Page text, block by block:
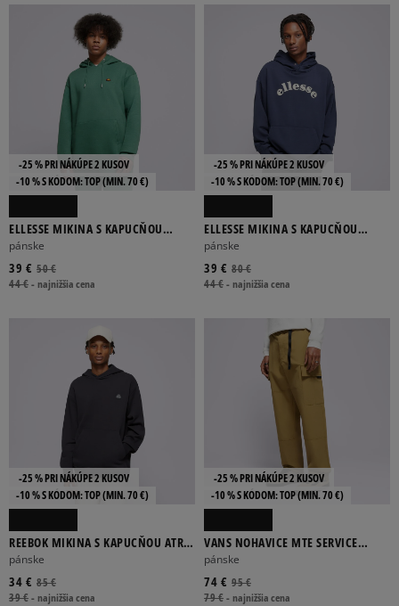
-10 % S KÓDOM: TOP (MIN. 70 €)
-25 % PRI NÁKÚPE 2 KUSOV
ELLESSE MIKINA S KAPUCŇOU
VARON OH HOODY GREEN
pánske
50 €
39 €
44 €-najnižšia cena
-10 % S KÓDOM: TOP (MIN. 70 €)
-25 % PRI NÁKÚPE 2 KUSOV
ELLESSE MIKINA S KAPUCŇOU
ARLIONA OH HOODY NAVY
pánske
80 €
39 €
44 €-najnižšia cena
-10 % S KÓDOM: TOP (MIN. 70 €)
-25 % PRI NÁKÚPE 2 KUSOV
REEBOK MIKINA S KAPUCŇOU ATR
HOOPWEAR HOODIE
pánske
85 €
34 €
39 €-najnižšia cena
-10 % S KÓDOM: TOP (MIN. 70 €)
-25 % PRI NÁKÚPE 2 KUSOV
VANS NOHAVICE MTE SERVICE
CARGO LOOSE TAPERED PAN
pánske
95 €
74 €
79 €-najnižšia cena